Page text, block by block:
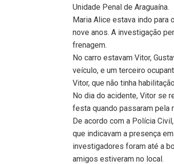
Unidade Penal de Araguaína.
Maria Alice estava indo para
nove anos. A investigação
frenagem.
No carro estavam Vitor,
veículo, e um terceiro
Vitor, que não tinha
No dia do acidente, Vitor se
festa quando passaram pela
De acordo com a Polícia
que indicavam a presença
investigadores foram até a
amigos estiveram no local.